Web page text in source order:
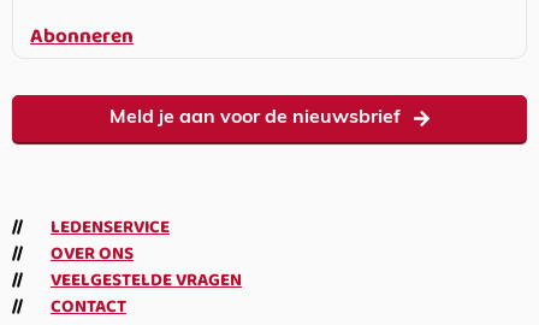
Abonneren
Meld je aan voor de nieuwsbrief
LEDENSERVICE
OVER ONS
VEELGESTELDE VRAGEN
CONTACT